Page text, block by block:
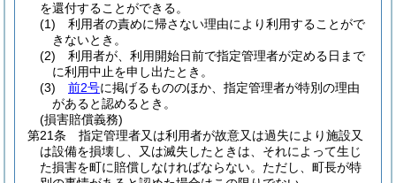
を還付することができる。
(1)
利用者の責めに帰さない理由により利用することがで
きないとき。
(2)
利用者が、利用開始日前で指定管理者が定める日まで
に利用中止を申し出たとき。
(3)
前2号に掲げるもののほか、指定管理者が特別の理由
があると認めるとき。
(損害賠償義務)
第21条
指定管理者又は利用者が故意又は過失により施設又
は設備を損壊し、又は滅失したときは、それによって生じ
た損害を町に賠償しなければならない。 ただし、町長が特